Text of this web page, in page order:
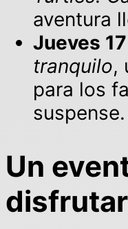
aventura
Jueves
tranquilo,
para los
suspense.
Un